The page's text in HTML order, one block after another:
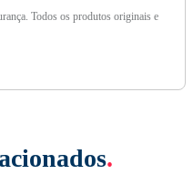
Todos os produtos originais e
.